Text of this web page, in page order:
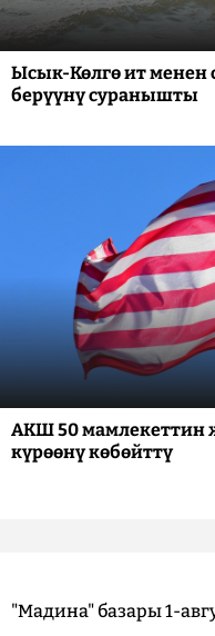
Ысык-Көлгө ит менен
берүүнү суранышты
АКШ 50 мамлекеттин
күрөөнү көбөйттү
"Мадина" базары 1-